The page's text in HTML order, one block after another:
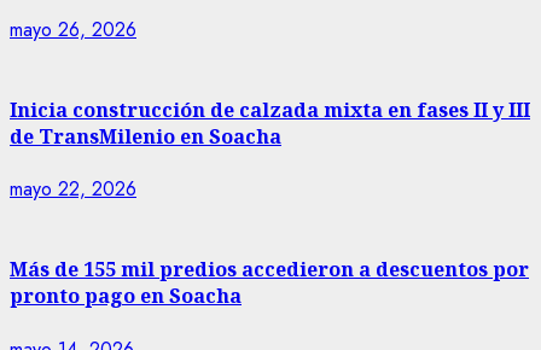
mayo 26, 2026
Inicia construcción de calzada mixta en fases II y III
de TransMilenio en Soacha
mayo 22, 2026
Más de 155 mil predios accedieron a descuentos por
pronto pago en Soacha